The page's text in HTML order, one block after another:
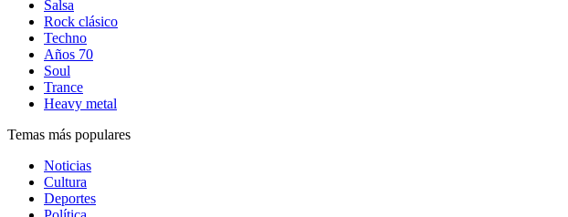
Salsa
Rock clásico
Techno
Años 70
Soul
Trance
Heavy metal
Temas más populares
Noticias
Cultura
Deportes